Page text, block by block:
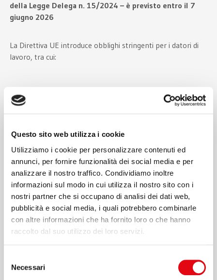
Questo sito web utilizza i cookie
Utilizziamo i cookie per personalizzare contenuti ed
annunci, per fornire funzionalità dei social media e per
analizzare il nostro traffico. Condividiamo inoltre
informazioni sul modo in cui utilizza il nostro sito con i
nostri partner che si occupano di analisi dei dati web,
pubblicità e social media, i quali potrebbero combinarle
con altre informazioni che ha fornito loro o che hanno
raccolto dal suo utilizzo dei loro servizi.
delNecessari
della Legge Delega n. 15/2024 – è previsto entro il 7
giugno 2026
La Direttiva UE introduce obblighi stringenti per i datori di
lavoro, tra cui:
Fornire informazioni chiare e accessibili sui criteri
Garantire la parità di retribuzione per uno stesso
Introdurre sistemi di comunicazione salariale interni
più trasparenti;
Applicare sanzioni significative in caso di mancata
conformità.